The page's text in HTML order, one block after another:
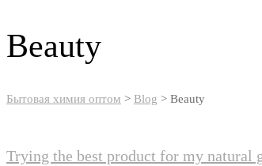
Beauty
Бытовая химия оптом > Blog > Beauty
Trying the best product for my natural